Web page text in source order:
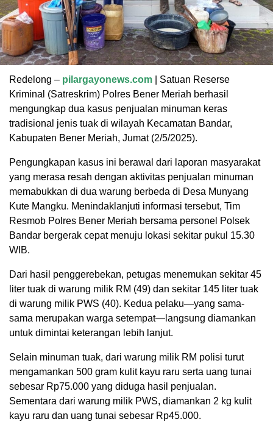
Redelong – pilargayonews.com | Satuan Reserse
Kriminal (Satreskrim) Polres Bener Meriah berhasil
mengungkap dua kasus penjualan minuman keras
tradisional jenis tuak di wilayah Kecamatan Bandar,
Kabupaten Bener Meriah, Jumat (2/5/2025).
Pengungkapan kasus ini berawal dari laporan masyarakat
yang merasa resah dengan aktivitas penjualan minuman
memabukkan di dua warung berbeda di Desa Munyang
Kute Mangku. Menindaklanjuti informasi tersebut, Tim
Resmob Polres Bener Meriah bersama personel Polsek
Bandar bergerak cepat menuju lokasi sekitar pukul 15.30
WIB.
Dari hasil penggerebekan, petugas menemukan sekitar 45
liter tuak di warung milik RM (49) dan sekitar 145 liter tuak
di warung milik PWS (40). Kedua pelaku—yang sama-
sama merupakan warga setempat—langsung diamankan
untuk dimintai keterangan lebih lanjut.
Selain minuman tuak, dari warung milik RM polisi turut
mengamankan 500 gram kulit kayu raru serta uang tunai
sebesar Rp75.000 yang diduga hasil penjualan.
Sementara dari warung milik PWS, diamankan 2 kg kulit
kayu raru dan uang tunai sebesar Rp45.000.